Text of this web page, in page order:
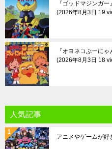
『ゴッドマジンガ
2026年8月3日 19
『オヨネコぶーに
2026年8月3日 18
人気記事
アニメやゲームが好